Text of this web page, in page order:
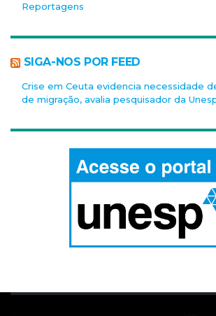
Reportagens
SIGA-NOS POR FEED
Crise em Ceuta evidencia necessidade
de migração, avalia pesquisador da